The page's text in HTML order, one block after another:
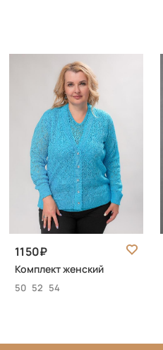
1150
Комплект женский
50 52 54